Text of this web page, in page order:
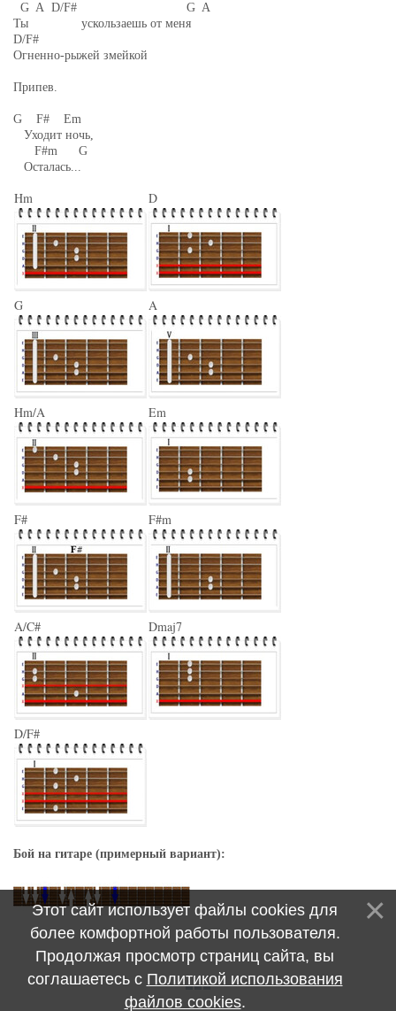
G A D/F# G A
Ты ускользаешь от меня
D/F#
Огненно-рыжей змейкой
Припев.
G F# Em
Уходит ночь,
F#m G
Осталась...
Hm D
G A
Hm/A Em
F# F#m
A/C# Dmaj7
D/F#
Бой на гитаре (примерный вариант):
Этот сайт использует файлы cookies для
более комфортной работы пользователя.
Продолжая просмотр страниц сайта, вы
соглашаетесь с Политикой использования
файлов cookies.